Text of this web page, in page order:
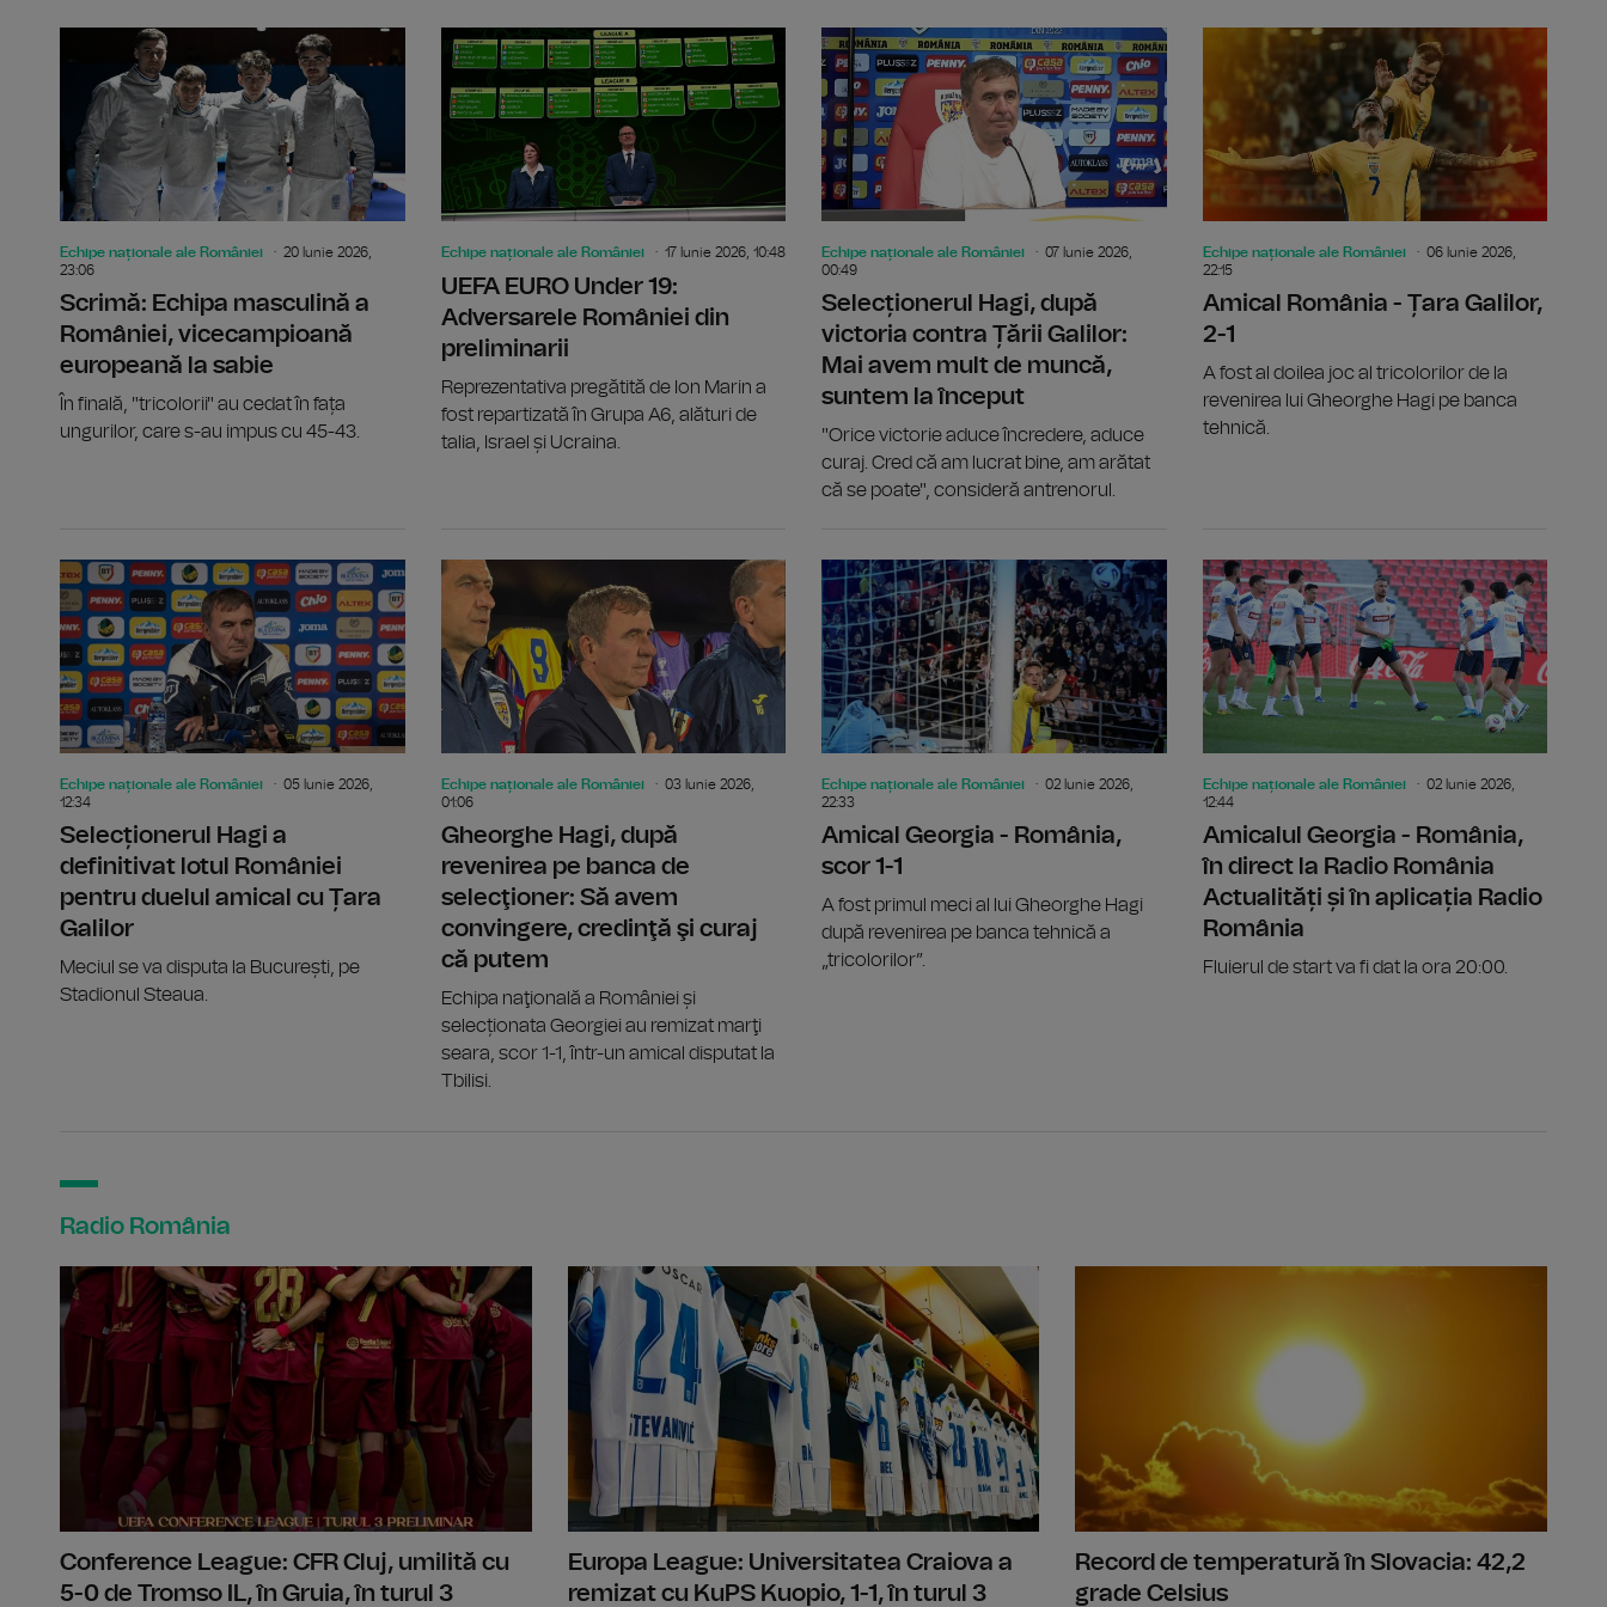
Echipe naționale ale României
20 Iunie 2026,
23:06
Scrimă: Echipa masculină a
României, vicecampioană
europeană la sabie
În finală, "tricolorii" au cedat în fața
ungurilor, care s-au impus cu 45-43.
Scrimă: Echipa masculină a României, vicecampioană europeană la sabie
Echipe naționale ale României 17 Iunie 2026, 10:48
UEFA EURO Under 19:
Adversarele României din
preliminarii
Reprezentativa pregătită de Ion Marin a
fost repartizată în Grupa A6, alături de
talia, Israel și Ucraina.
UEFA EURO Under 19: Adversarele României din
Echipe naționale ale României
07 Iunie 2026,
00:49
Selecționerul Hagi, după
victoria contra Țării Galilor:
Mai avem mult de muncă,
suntem la început
"Orice victorie aduce încredere, aduce
curaj. Cred că am lucrat bine, am arătat
că se poate", consideră antrenorul.
Echipe naționale ale României
06 Iunie 2026,
22:15
Amical România - Țara Galilor,
2-1
A fost al doilea joc al tricolorilor de la
revenirea lui Gheorghe Hagi pe banca
tehnică.
Echipe naționale ale României
05 Iunie 2026,
12:34
Selecționerul Hagi a
definitivat lotul României
pentru duelul amical cu Țara
Galilor
Meciul se va disputa la București, pe
Stadionul Steaua.
Echipe naționale ale României
03 Iunie 2026,
01:06
Gheorghe Hagi, după
revenirea pe banca de
selecţioner: Să avem
convingere, credinţă şi curaj
că putem
Echipa naţională a României și
selecționata Georgiei au remizat marţi
seara, scor 1-1, într-un amical disputat la
Tbilisi.
Echipe naționale ale României
02 Iunie 2026,
22:33
Amical Georgia - România,
scor 1-1
A fost primul meci al lui Gheorghe Hagi
după revenirea pe banca tehnică a
„tricolorilor”.
Echipe naționale ale României
02 Iunie 2026,
12:44
Amicalul Georgia - România,
în direct la Radio România
Actualități și în aplicația Radio
România
Fluierul de start va fi dat la ora 20:00.
Radio România
Conference League: CFR Cluj, umilită cu
5-0 de Tromso IL, în Gruia, în turul 3
Conference League: CFR Cluj, umilită cu 5-0 de Tromso IL, în Gruia,
Europa League: Universitatea Craiova a
remizat cu KuPS Kuopio, 1-1, în turul 3
Record de temperatură în Slovacia: 42,2
grade Celsius